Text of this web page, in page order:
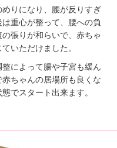
りになり、腰が反りすぎ
重心が整って、腰への負
張りが和らいで、赤ちゃ
いただけました。
によって腸や子宮も緩ん
ちゃんの居場所も良くな
でスタート出来ます。